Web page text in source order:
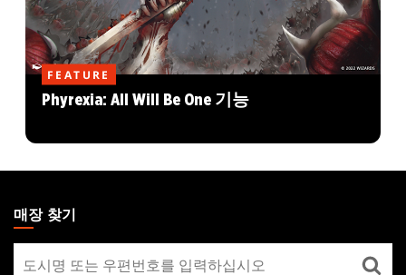
FEATURE
Phyrexia: All Will Be One 기능
THE
GATHERING
FOOTER
매장 찾기